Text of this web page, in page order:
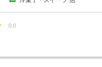
0.0